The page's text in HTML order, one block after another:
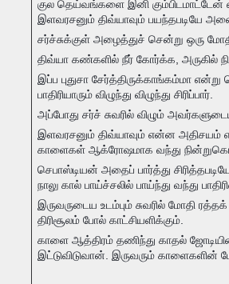
குல தெய்வங்களை இனி கும்பிடமாட்டேன்
இளவரசனும் திவ்யாவும் பயந்தபடியே
சர்ச்சுக்குள் அழைத்துச் சென்று ஒரு
திவ்யா கண்களில் நீர் கோர்க்க, அருகில்
இப்ப புதுசா சேர்த்திருக்காங்கம்மா என்று
பாதிரியாரும் விழுந்து விழுந்து சிரிப்பார்.
அப்போது சர்ச் சுவரில் விழும்
இளவரசனும் திவ்யாவும் என்ன அதிசயம்
காளைகள் ஆக்ரோஷமாக வந்து
செபாஸ்டியன் அதைப் பார்த்து
நாலு கால் பாய்ச்சலில் பாய்ந்து வந்து
இருவருடைய உடம்பும் சுவரில் மோதி
திரிசூலம் போல் காட்சியளிக்கும்.
காளை ஆத்திரம் தணிந்து காதல்
இட்டுவிடுவான். இருவரும் காளைகளின்